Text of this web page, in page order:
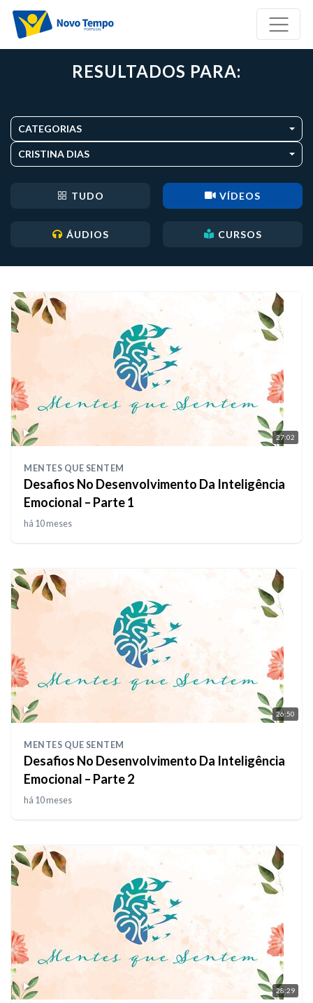
RESULTADOS PARA:
CATEGORIAS
CRISTINA DIAS
TUDO VÍDEOS
ÁUDIOS CURSOS
27:02
MENTES QUE SENTEM
Desafios No Desenvolvimento Da Inteligência
Emocional – Parte 1
há 10 meses
26:50
MENTES QUE SENTEM
Desafios No Desenvolvimento Da Inteligência
Emocional – Parte 2
há 10 meses
28:29